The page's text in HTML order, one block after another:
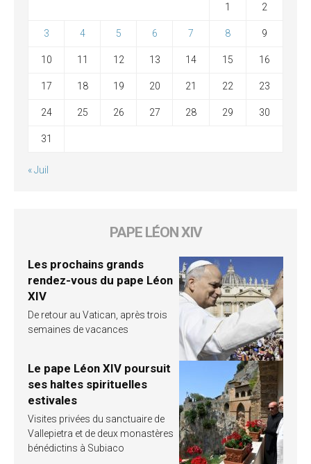
1 2
3 4 5 6 7 8 9
10 11 12 13 14 15 16
17 18 19 20 21 22 23
24 25 26 27 28 29 30
31
« Juil
PAPE LÉON XIV
Les prochains grands
rendez-vous du pape Léon
XIV
De retour au Vatican, après trois
semaines de vacances
Le pape Léon XIV poursuit
ses haltes spirituelles
estivales
Visites privées du sanctuaire de
Vallepietra et de deux monastères
bénédictins à Subiaco